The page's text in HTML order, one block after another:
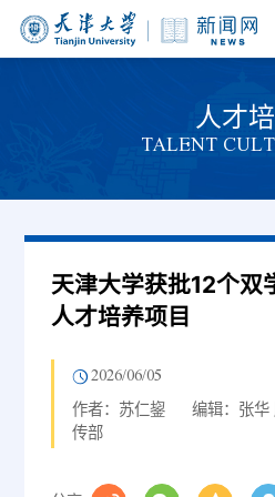
人才
TALENT
天津大学获批12个双
人才培养项目
2026/06/05
作者：苏仁鋆 编辑：张华
传部